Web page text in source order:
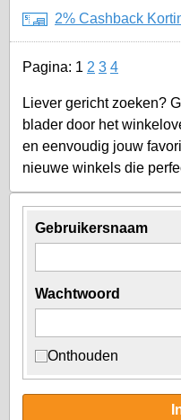
Gebruikersnaam
Wachtwoord
Onthouden
2% Cashback
Pagina: 1 2 3 4
Liever gericht zoeken?
blader door het
en eenvoudig jouw
nieuwe winkels die